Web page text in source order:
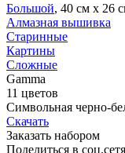
Большой, 40 см х 26
Алмазная вышивка
Старинные
Картины
Сложные
Gamma
11 цветов
Символьная черно-
Скачать
Заказать набором
Поделиться в